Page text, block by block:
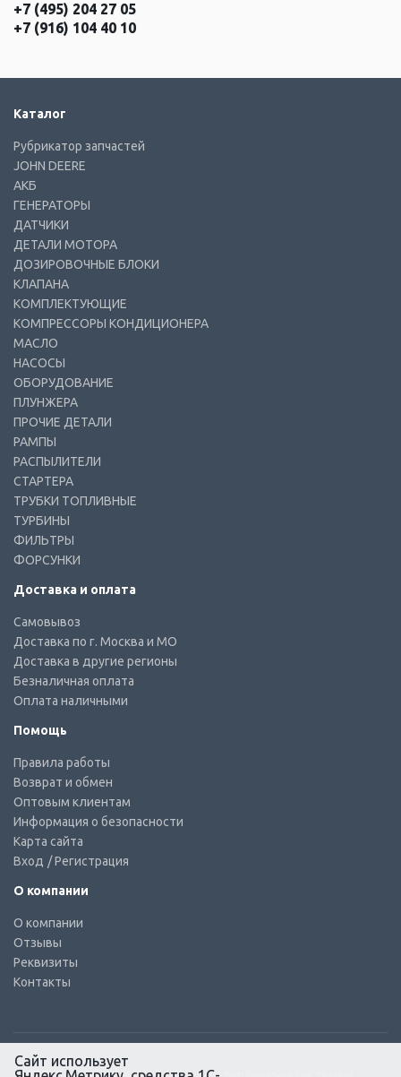
+7 (495) 204 27 05
+7 (916) 104 40 10
Каталог
Рубрикатор запчастей
JOHN DEERE
АКБ
ГЕНЕРАТОРЫ
ДАТЧИКИ
ДЕТАЛИ МОТОРА
ДОЗИРОВОЧНЫЕ БЛОКИ
КЛАПАНА
КОМПЛЕКТУЮЩИЕ
КОМПРЕССОРЫ КОНДИЦИОНЕРА
МАСЛО
НАСОСЫ
ОБОРУДОВАНИЕ
ПЛУНЖЕРА
ПРОЧИЕ ДЕТАЛИ
РАМПЫ
РАСПЫЛИТЕЛИ
СТАРТЕРА
ТРУБКИ ТОПЛИВНЫЕ
ТУРБИНЫ
ФИЛЬТРЫ
ФОРСУНКИ
Доставка и оплата
Самовывоз
Доставка по г. Москва и МО
Доставка в другие регионы
Безналичная оплата
Оплата наличными
Помощь
Правила работы
Возврат и обмен
Оптовым клиентам
Информация о безопасности
Карта сайта
Вход / Регистрация
О компании
О компании
Отзывы
Реквизиты
Контакты
Сайт использует